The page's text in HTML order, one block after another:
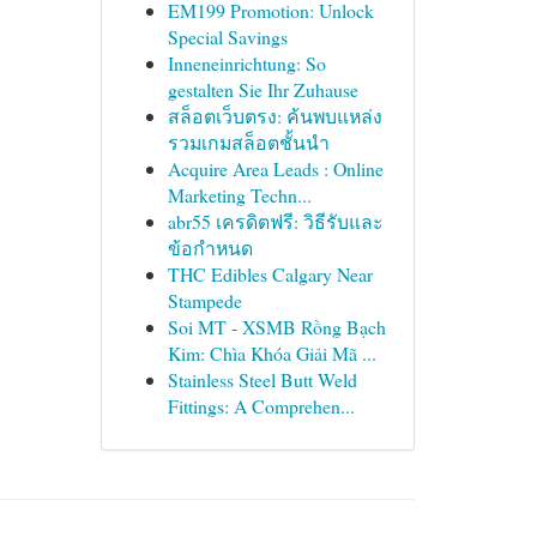
EM199 Promotion: Unlock
Special Savings
Inneneinrichtung: So
gestalten Sie Ihr Zuhause
สล็อตเว็บตรง: ค้นพบแหล่ง
รวมเกมสล็อตชั้นนำ
Acquire Area Leads : Online
Marketing Techn...
abr55 เครดิตฟรี: วิธีรับและ
ข้อกำหนด
THC Edibles Calgary Near
Stampede
Soi MT - XSMB Rồng Bạch
Kim: Chìa Khóa Giải Mã ...
Stainless Steel Butt Weld
Fittings: A Comprehen...